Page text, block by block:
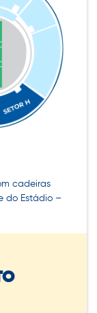
cadeiras
do Estádio –